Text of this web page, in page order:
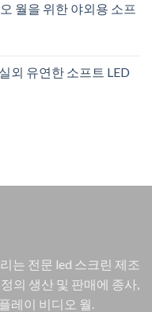
월을 위한 야외용 소프
외 유연한 소프트 LED
는 전문 led 스크린 제조
의 생산 및 판매에 종사,
레이 비디오 월.